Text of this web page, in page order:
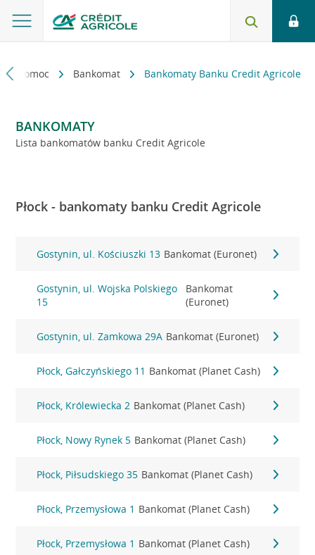
i pomoc Bankomat Bankomaty Banku Credit Agricole
BANKOMATY
Lista bankomatów banku Credit Agricole
Płock - bankomaty banku Credit Agricole
Gostynin, ul. Kościuszki 13 Bankomat (Euronet)
Gostynin, ul. Wojska Polskiego
15
Bankomat
(Euronet)
Gostynin, ul. Zamkowa 29A Bankomat (Euronet)
Płock, Gałczyńskiego 11 Bankomat (Planet Cash)
Płock, Królewiecka 2 Bankomat (Planet Cash)
Płock, Nowy Rynek 5 Bankomat (Planet Cash)
Płock, Piłsudskiego 35 Bankomat (Planet Cash)
Płock, Przemysłowa 1 Bankomat (Planet Cash)
Płock, Przemysłowa 1 Bankomat (Planet Cash)